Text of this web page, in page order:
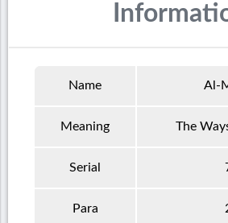
Name Al-
Meaning The
Serial
Para